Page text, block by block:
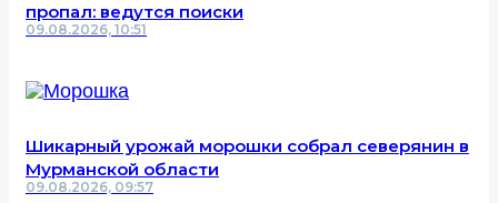
пропал: ведутся поиски
09.08.2026, 10:51
Шикарный урожай морошки собрал северянин в
Мурманской области
09.08.2026, 09:57